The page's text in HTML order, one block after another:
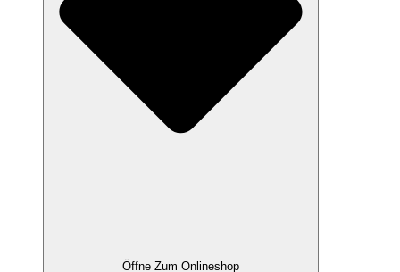
Öffne Zum Onlineshop